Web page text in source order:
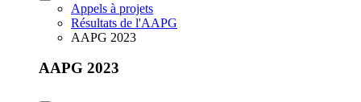
Appels à projets
Résultats de l'AAPG
AAPG 2023
AAPG 2023